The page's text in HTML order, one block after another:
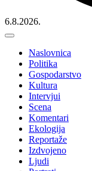
6.8.2026.
Naslovnica
Politika
Gospodarstvo
Kultura
Intervjui
Scena
Komentari
Ekologija
Reportaže
Izdvojeno
Ljudi